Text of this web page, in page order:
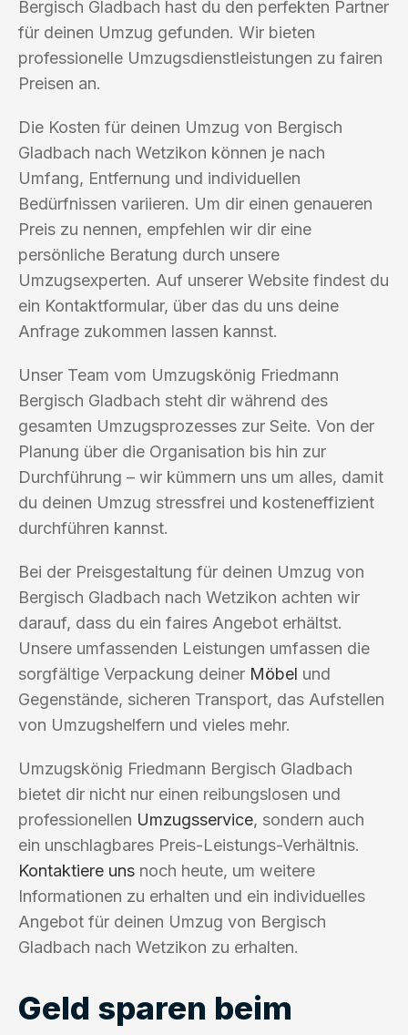
Bergisch Gladbach hast du den perfekten Partner
für deinen Umzug gefunden. Wir bieten
professionelle Umzugsdienstleistungen zu fairen
Preisen an.
Die Kosten für deinen Umzug von Bergisch
Gladbach nach Wetzikon können je nach
Umfang, Entfernung und individuellen
Bedürfnissen variieren. Um dir einen genaueren
Preis zu nennen, empfehlen wir dir eine
persönliche Beratung durch unsere
Umzugsexperten. Auf unserer Website findest du
ein Kontaktformular, über das du uns deine
Anfrage zukommen lassen kannst.
Unser Team vom Umzugskönig Friedmann
Bergisch Gladbach steht dir während des
gesamten Umzugsprozesses zur Seite. Von der
Planung über die Organisation bis hin zur
Durchführung – wir kümmern uns um alles, damit
du deinen Umzug stressfrei und kosteneffizient
durchführen kannst.
Bei der Preisgestaltung für deinen Umzug von
Bergisch Gladbach nach Wetzikon achten wir
darauf, dass du ein faires Angebot erhältst.
Unsere umfassenden Leistungen umfassen die
sorgfältige Verpackung deiner Möbel und
Gegenstände, sicheren Transport, das Aufstellen
von Umzugshelfern und vieles mehr.
Umzugskönig Friedmann Bergisch Gladbach
bietet dir nicht nur einen reibungslosen und
professionellen Umzugsservice, sondern auch
ein unschlagbares Preis-Leistungs-Verhältnis.
Kontaktiere uns noch heute, um weitere
Informationen zu erhalten und ein individuelles
Angebot für deinen Umzug von Bergisch
Gladbach nach Wetzikon zu erhalten.
Geld sparen beim